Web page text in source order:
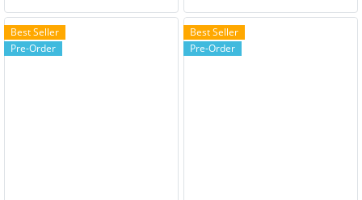
Best Seller
Pre-Order
Best Seller
Pre-Order